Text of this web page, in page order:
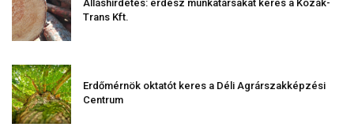
Álláshirdetés: erdész munkatársakat keres a Kozák-
Trans Kft.
Erdőmérnök oktatót keres a Déli Agrárszakképzési
Centrum